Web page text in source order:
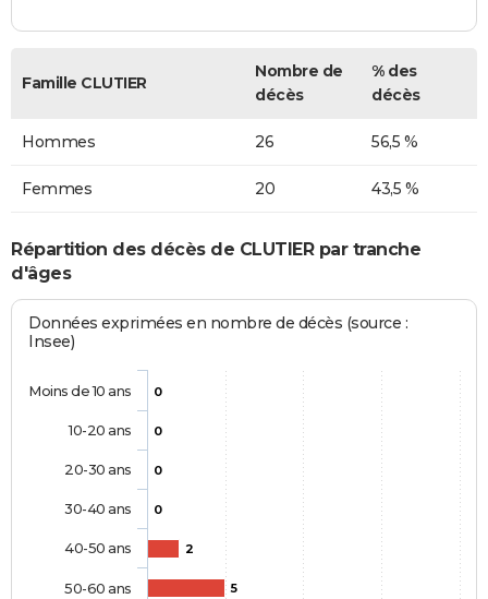
Famille CLUTIER
Nombre de
décès
% des
décès
Hommes 26 56,5 %
Femmes 20 43,5 %
Répartition des décès de CLUTIER par tranche
d'âges
Données exprimées en nombre de décès (source :
Insee)
0
0
0
0
2
5
Moins de 10 ans
10-20 ans
20-30 ans
30-40 ans
40-50 ans
50-60 ans